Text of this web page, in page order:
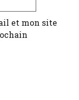
et mon site